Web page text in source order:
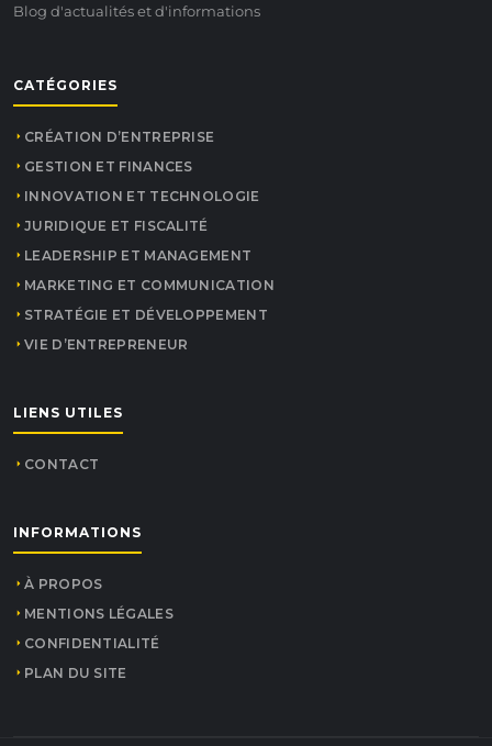
Blog d'actualités et d'informations
CATÉGORIES
CRÉATION D’ENTREPRISE
GESTION ET FINANCES
INNOVATION ET TECHNOLOGIE
JURIDIQUE ET FISCALITÉ
LEADERSHIP ET MANAGEMENT
MARKETING ET COMMUNICATION
STRATÉGIE ET DÉVELOPPEMENT
VIE D’ENTREPRENEUR
LIENS UTILES
CONTACT
INFORMATIONS
À PROPOS
MENTIONS LÉGALES
CONFIDENTIALITÉ
PLAN DU SITE